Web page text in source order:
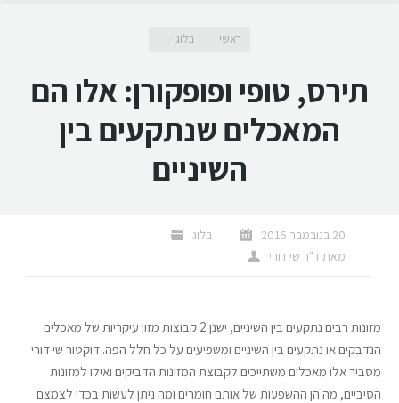
ראשי בלוג
תירס, טופי ופופקורן: אלו הם
המאכלים שנתקעים בין
השיניים
20 בנובמבר 2016
בלוג
מאת ד"ר שי דורי
מזונות רבים נתקעים בין השיניים, ישנן 2 קבוצות מזון עיקריות של מאכלים
הנדבקים או נתקעים בין השיניים ומשפיעים על כל חלל הפה. דוקטור שי דורי
מסביר אלו מאכלים משתייכים לקבוצת המזונות הדביקים ואילו למזונות
הסיביים, מה הן ההשפעות של אותם חומרים ומה ניתן לעשות בכדי לצמצם